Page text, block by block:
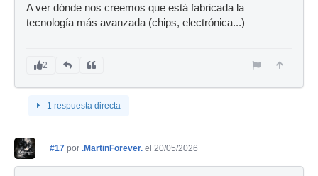
A ver dónde nos creemos que está fabricada la
tecnología más avanzada (chips, electrónica...)
2
1 respuesta directa
#17 por .MartinForever. el 20/05/2026